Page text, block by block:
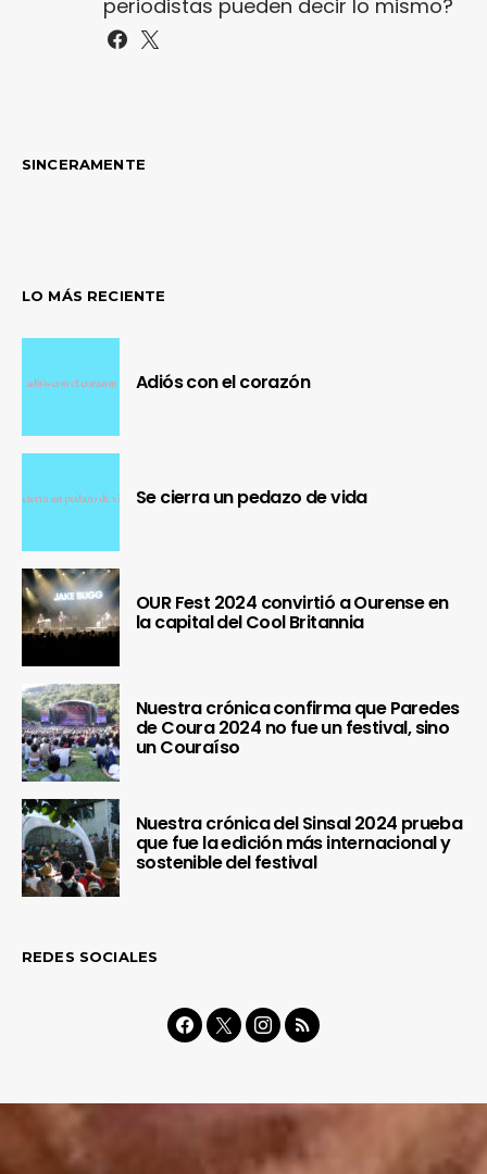
periodistas pueden decir lo mismo?
SINCERAMENTE
LO MÁS RECIENTE
Adiós con el corazón
Se cierra un pedazo de vida
OUR Fest 2024 convirtió a Ourense en
la capital del Cool Britannia
Nuestra crónica confirma que Paredes
de Coura 2024 no fue un festival, sino
un Couraíso
Nuestra crónica del Sinsal 2024 prueba
que fue la edición más internacional y
sostenible del festival
REDES SOCIALES